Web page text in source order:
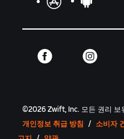
©2026 Zwift, Inc. 모든 권리 보
개인정보 취급 방침
/ 소비자